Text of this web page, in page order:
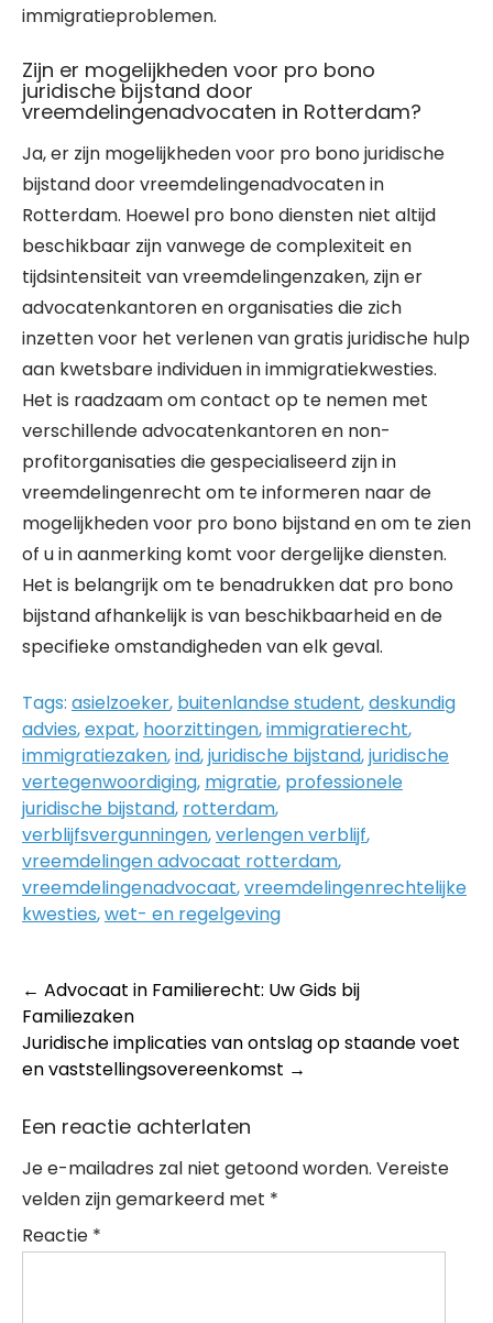
immigratieproblemen.
Zijn er mogelijkheden voor pro bono
juridische bijstand door
vreemdelingenadvocaten in Rotterdam?
Ja, er zijn mogelijkheden voor pro bono juridische
bijstand door vreemdelingenadvocaten in
Rotterdam. Hoewel pro bono diensten niet altijd
beschikbaar zijn vanwege de complexiteit en
tijdsintensiteit van vreemdelingenzaken, zijn er
advocatenkantoren en organisaties die zich
inzetten voor het verlenen van gratis juridische hulp
aan kwetsbare individuen in immigratiekwesties.
Het is raadzaam om contact op te nemen met
verschillende advocatenkantoren en non-
profitorganisaties die gespecialiseerd zijn in
vreemdelingenrecht om te informeren naar de
mogelijkheden voor pro bono bijstand en om te zien
of u in aanmerking komt voor dergelijke diensten.
Het is belangrijk om te benadrukken dat pro bono
bijstand afhankelijk is van beschikbaarheid en de
specifieke omstandigheden van elk geval.
Tags: asielzoeker, buitenlandse student,deskundig
advies,expat, hoorzittingen,immigratierecht,
immigratiezaken,ind,juridische bijstand,juridische
vertegenwoordiging, migratie, professionele
juridische bijstand, rotterdam,
verblijfsvergunningen,verlengen verblijf,
vreemdelingen advocaat rotterdam,
vreemdelingenadvocaat,vreemdelingenrechtelijke
kwesties,wet- en regelgeving
Post
navigation
← Advocaat in Familierecht: Uw Gids bij
Familiezaken
Juridische implicaties van ontslag op staande voet
en vaststellingsovereenkomst →
Een reactie achterlaten
Je e-mailadres zal niet getoond worden. Vereiste
velden zijn gemarkeerd met *
Reactie *